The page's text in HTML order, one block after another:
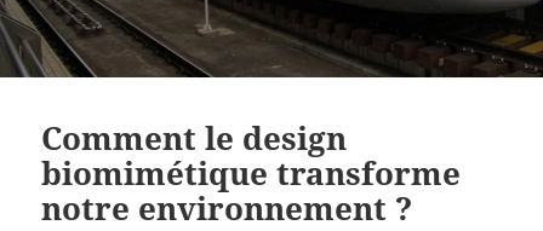
Comment le design
biomimétique transforme
notre environnement ?